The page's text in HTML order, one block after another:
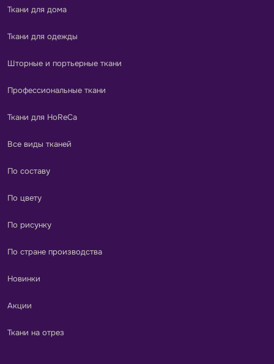
Ткани для дома
Ткани для одежды
Шторные и портьерные ткани
Профессиональные ткани
Ткани для HoReCa
Все виды тканей
По составу
По цвету
По рисунку
По стране производства
Новинки
Акции
Ткани на отрез